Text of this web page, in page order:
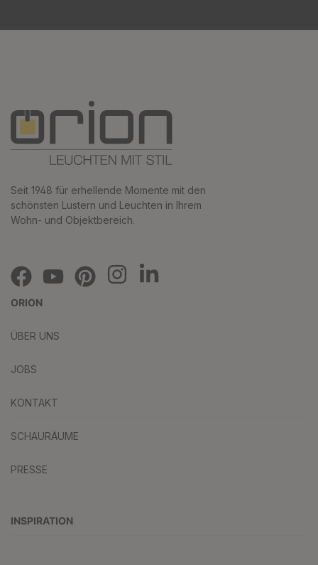
Seit 1948 für erhellende Momente mit den
schönsten Lustern und Leuchten in Ihrem
Wohn- und Objektbereich.
ORION
ÜBER UNS
JOBS
KONTAKT
SCHAURÄUME
PRESSE
INSPIRATION